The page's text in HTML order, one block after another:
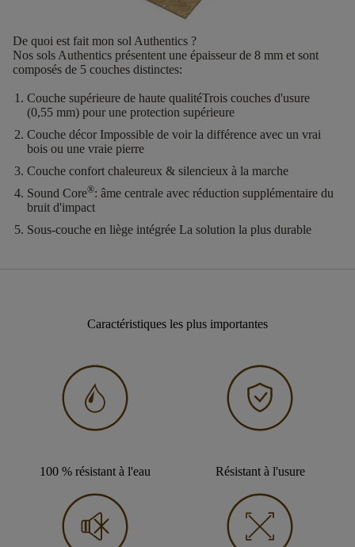
De quoi est fait mon sol Authentics ?
Nos sols Authentics présentent une épaisseur de 8 mm et sont
composés de 5 couches distinctes:
Couche supérieure de haute qualitéTrois couches d'usure
(0,55 mm) pour une protection supérieure
Couche décor Impossible de voir la différence avec un vrai
bois ou une vraie pierre
Couche confort chaleureux & silencieux à la marche
Sound Core®: âme centrale avec réduction supplémentaire du
bruit d'impact
Sous-couche en liège intégrée La solution la plus durable
Caractéristiques les plus importantes
100 % résistant à l'eau Résistant à l'usure